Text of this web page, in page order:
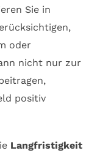
Sie in
oder
nicht nur zur
positiv
Langfristigkeit